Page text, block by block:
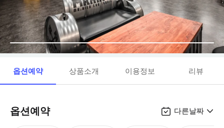
옵션예약 상품소개 이용정보 리뷰
옵션예약 다른날짜